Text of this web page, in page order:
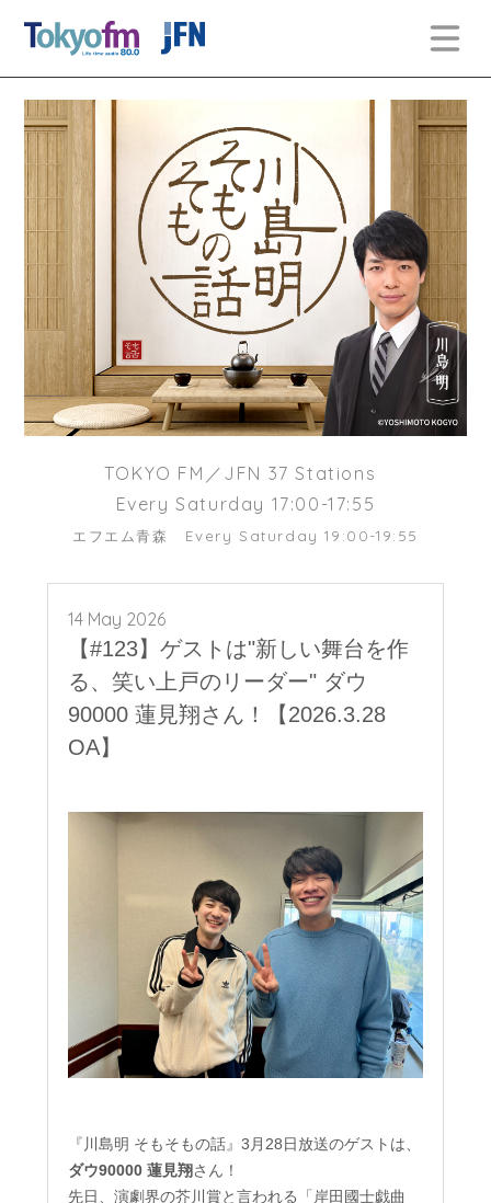
TOKYO FM／JFN 37 Stations
Every Saturday 17:00-17:55
エフエム青森 Every Saturday 19:00-19:55
14 May 2026
【#123】ゲストは"新しい舞台を作
る、笑い上戸のリーダー" ダウ
90000 蓮見翔さん！【2026.3.28
OA】
『川島明 そもそもの話』3月28日放送のゲストは、
ダウ90000 蓮見翔さん！
先日、演劇界の芥川賞と言われる「岸田國士戯曲